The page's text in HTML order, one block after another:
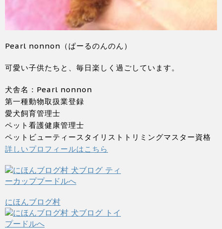
Pearl nonnon（ぱーるのんのん）
可愛い子供たちと、毎日楽しく過ごしています。
犬舎名：Pearl nonnon
第一種動物取扱業登録
愛犬飼育管理士
ペット看護健康管理士
ペットビューティースタイリストトリミングマスター資格
詳しいプロフィールはこちら
にほんブログ村